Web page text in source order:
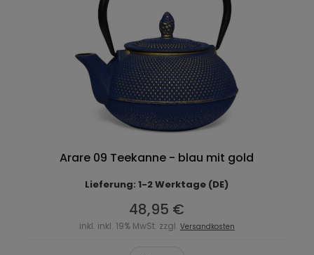
Arare 09 Teekanne - blau mit gold
Lieferung: 1-2 Werktage (DE)
48,95 €
inkl. inkl. 19% MwSt. zzgl. Versandkosten